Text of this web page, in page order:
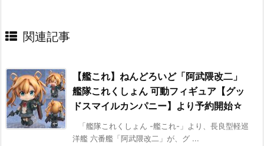
関連記事
【艦これ】ねんどろいど「阿武隈改二」
艦隊これくしょん 可動フィギュア【グッ
ドスマイルカンパニー】より予約開始☆
「艦隊これくしょん -艦これ-」より、長良型軽巡
洋艦 六番艦「阿武隈改二」が、グ ...